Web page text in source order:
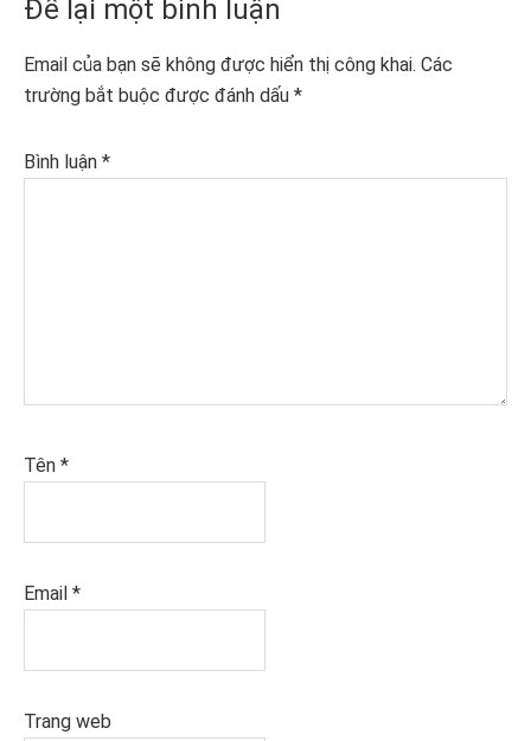
Reader
Interactions
Để lại một bình luận
Email của bạn sẽ không được hiển thị công khai. Các
trường bắt buộc được đánh dấu *
Bình luận *
Tên *
Email *
Trang web